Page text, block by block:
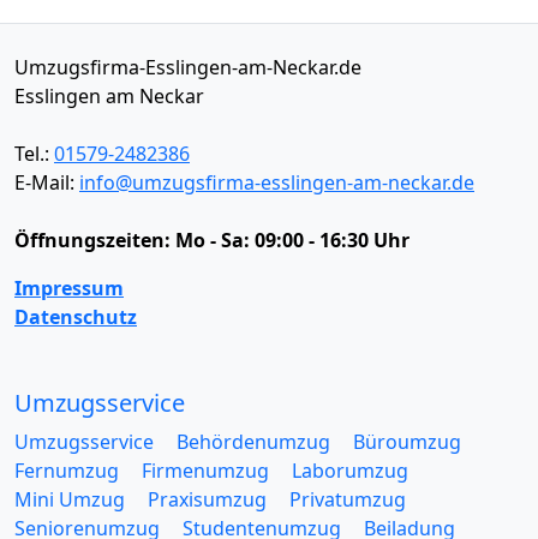
Umzugsfirma-Esslingen-am-Neckar.de
Esslingen am Neckar
Tel.: 01579-2482386
E-Mail: info@umzugsfirma-esslingen-am-neckar.de
Öffnungszeiten: Mo - Sa: 09:00 - 16:30 Uhr
Impressum
Datenschutz
Umzugsservice
Umzugsservice Behördenumzug
Büroumzug
Fernumzug
Firmenumzug
Laborumzug
Mini Umzug
Praxisumzug
Privatumzug
Seniorenumzug
Studentenumzug
Beiladung